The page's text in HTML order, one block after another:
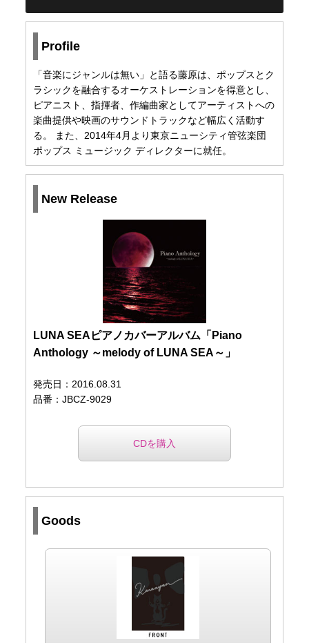
Profile
「音楽にジャンルは無い」と語る藤原は、ポップスとク
ラシックを融合するオーケストレーションを得意とし、
ピアニスト、指揮者、作編曲家としてアーティストへの
楽曲提供や映画のサウンドトラックなど幅広く活動す
る。 また、2014年4月より東京ニューシティ管弦楽団
ポップス ミュージック ディレクターに就任。
New Release
LUNA SEAピアノカバーアルバム「Piano
Anthology ～melody of LUNA SEA～」
発売日：2016.08.31
品番：JBCZ-9029
CDを購入
Goods